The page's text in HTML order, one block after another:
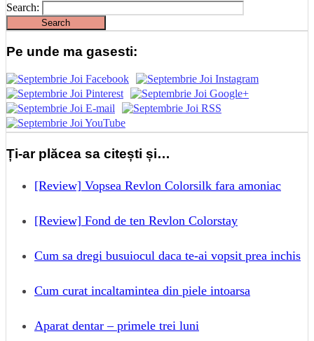
Search:
Pe unde ma gasesti:
Ți-ar plăcea sa citești și…
[Review] Vopsea Revlon Colorsilk fara amoniac
[Review] Fond de ten Revlon Colorstay
Cum sa dregi busuiocul daca te-ai vopsit prea inchis
Cum curat incaltamintea din piele intoarsa
Aparat dentar – primele trei luni